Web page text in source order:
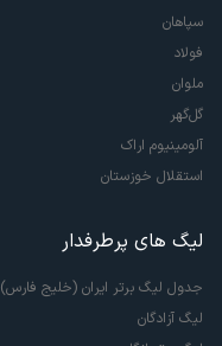
سپاهان
فولاد
ملوان
گل‌گهر
آلومینیوم اراک
استقلال خوزستان
لیگ های پرطرفدار
جدول لیگ برتر ایران (خلیج فارس)
لیگ آزادگان